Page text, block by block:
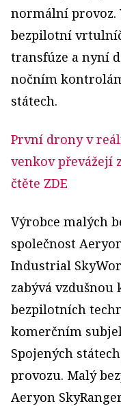
normální provoz.
bezpilotní
transfúze a nyní
nočním
státech.
První drony v
venkov převážejí
čtěte ZDE
Výrobce malých
společnost
Industrial
zabývá
bezpilotních
komerčním
Spojených
provozu. Malý
Aeryon